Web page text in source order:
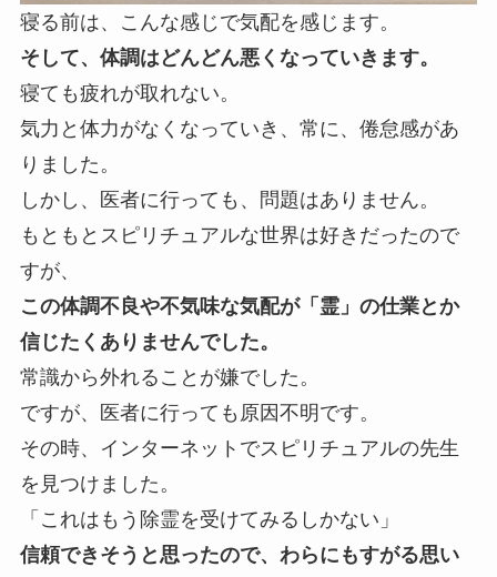
寝る前は、こんな感じで気配を感じます。
そして、体調はどんどん悪くなっていきます。
寝ても疲れが取れない。
気力と体力がなくなっていき、常に、倦怠感があ
りました。
しかし、医者に行っても、問題はありません。
もともとスピリチュアルな世界は好きだったので
すが、
この体調不良や不気味な気配が「霊」の仕業とか
信じたくありませんでした。
常識から外れることが嫌でした。
ですが、医者に行っても原因不明です。
その時、インターネットでスピリチュアルの先生
を見つけました。
「これはもう除霊を受けてみるしかない」
信頼できそうと思ったので、わらにもすがる思い